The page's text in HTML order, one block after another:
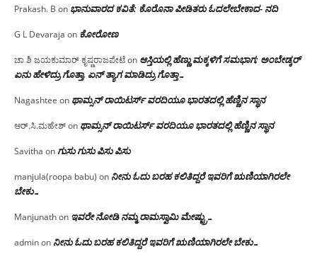
Prakash. B on ಭಾನುವಾರದ ಕವಿತೆ: ಕೊರೊನಾ ಪೀಡಿತರು ಓದಲೇಬೇಕಾದ- ನದಿ
G L Devaraja on ಕೋರೋಣ
ಚಾ ಶಿ ಜಯಕುಮಾರ್ ಕೃಷ್ಣರಾಜಪೇಟೆon ಆಸ್ತಿಯಲ್ಲಿ ಹೆಣ್ಣು ಮಕ್ಕಳಿಗೆ ಸಮಭಾಗ; ಅಂಬೇಡ್ಕರ್
ಏನು ಹೇಳಿದ್ರು ಗೊತ್ತಾ, ಏನ್ ತ್ಯಾಗ ಮಾಡಿದ್ರು ಗೊತ್ತಾ…
Nagashtee on ಥಾಮ್ಸನ್ ರಾಯಿಟರ್ಸ್ ವರದಿಯೂ ಭಾರತದಲ್ಲಿ ಹೆಣ್ಣಿನ ಸ್ಥಾನ‌
ಆರ್.ಸಿ.ಮಹೇಶ್on ಥಾಮ್ಸನ್ ರಾಯಿಟರ್ಸ್ ವರದಿಯೂ ಭಾರತದಲ್ಲಿ ಹೆಣ್ಣಿನ ಸ್ಥಾನ‌
Savitha onಗುಸು ಗುಸು ಪಿಸು ಪಿಸು
manjula(roopa babu) on ನೀನು ಓದು ಬರಹ ಕಲಿತಿದ್ದರೆ ಇವರಿಗೆ ಋಣಿಯಾಗಿರಲೇ
ಬೇಕು…
Manjunathon ಇವರೇ‌ ನೋಡಿ‌ ನಮ್ಮ‌ ರಾಮಸ್ವಾಮಿ ಮೇಷ್ಟ್ರು…
adminon ನೀನು ಓದು ಬರಹ ಕಲಿತಿದ್ದರೆ ಇವರಿಗೆ ಋಣಿಯಾಗಿರಲೇ ಬೇಕು…